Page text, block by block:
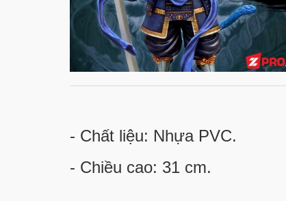
- Chất liệu: Nhựa PVC.
- Chiều cao: 31 cm.